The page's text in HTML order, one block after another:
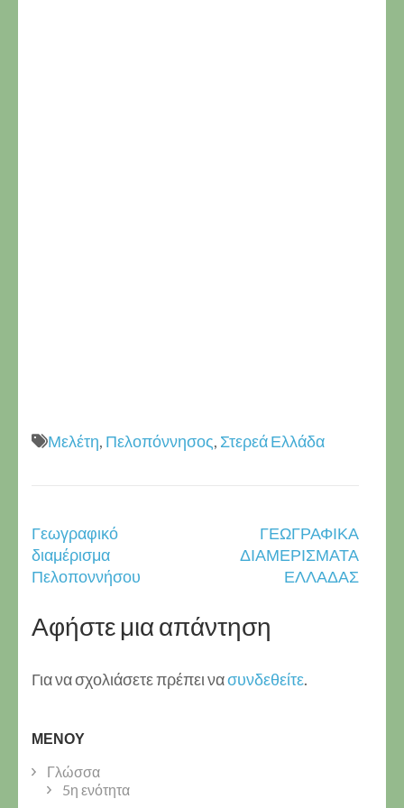
Μελέτη, Πελοπόννησος, Στερεά Ελλάδα
Πλοήγηση
άρθρων
Γεωγραφικό
διαμέρισμα
Πελοποννήσου
ΓΕΩΓΡΑΦΙΚΑ
ΔΙΑΜΕΡΙΣΜΑΤΑ
ΕΛΛΑΔΑΣ
Αφήστε μια απάντηση
Για να σχολιάσετε πρέπει νασυνδεθείτε.
ΜΕΝΟΎ
Γλώσσα
5η ενότητα